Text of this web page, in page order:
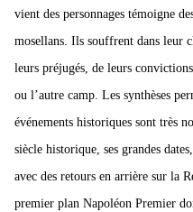
vient des personnages témoigne
mosellans. Ils souffrent dans leur
leurs préjugés, de leurs
ou l’autre camp. Les synthèses
événements historiques sont très
siècle historique, ses grandes
avec des retours en arrière sur la
premier plan Napoléon Premier